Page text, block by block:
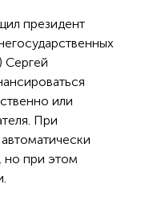
президент
или
При
но при этом